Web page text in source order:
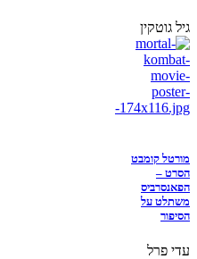
גיל גוטקין
מורטל קומבט
הסרט –
הפאנסרביס
משתלט על
הסיפור
עדי פרל